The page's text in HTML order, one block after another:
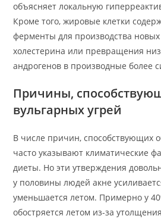
объясняет локальную
Кроме того, жировые клетки
ферменты для производства
холестерина или превращения
андрогенов в производные более
Причины,
вульгарных угрей
В числе причин, способствующих
часто указывают климатические
диеты. Но эти утверждения
у половины людей акне
уменьшается летом. Примерно у
обостряется летом из-за